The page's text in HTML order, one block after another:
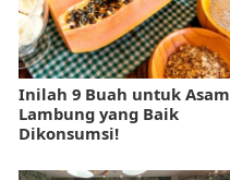
Inilah 9 Buah untuk Asam
Lambung yang Baik
Dikonsumsi!